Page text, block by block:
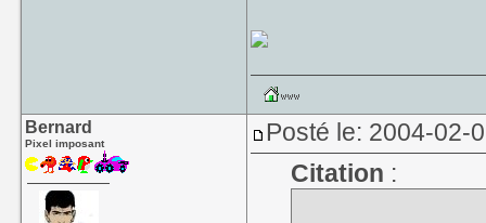
Bernard
Pixel imposant
Posté le: 2004-02-
Citation :